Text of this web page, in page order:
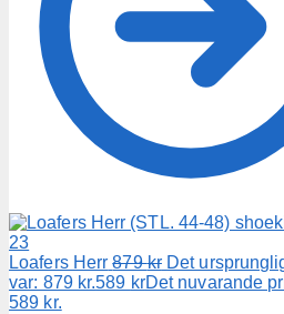
Loafers Herr 879kr Det
var: 879 kr.589 krDet nuvarande
589 kr.